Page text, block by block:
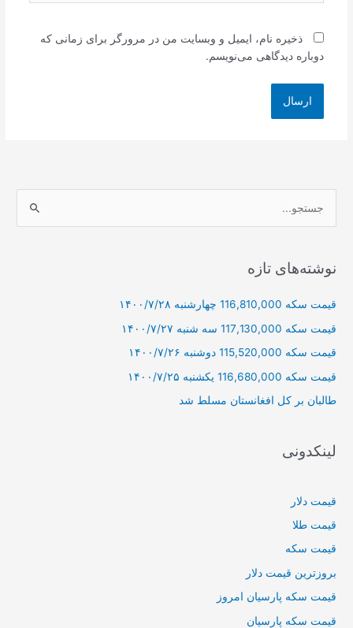
ذخیره نام، ایمیل و وبسایت من در مرورگر برای زمانی که
دوباره دیدگاهی می‌نویسم.
ب
ر
ا
نوشته‌های تازه
قیمت سکه 116,810,000 چهارشنبه ۱۴۰۰/۷/۲۸
قیمت سکه 117,130,000 سه شنبه ۱۴۰۰/۷/۲۷
قیمت سکه 115,520,000 دوشنبه ۱۴۰۰/۷/۲۶
قیمت سکه 116,680,000 یکشنبه ۱۴۰۰/۷/۲۵
طالبان بر كل افغانستان مسلط شد
لینکدونی
قیمت دلار
قیمت طلا
قیمت سکه
بروزترین قیمت دلار
قیمت سکه پارسیان امروز
قیمت سکه پارسیان